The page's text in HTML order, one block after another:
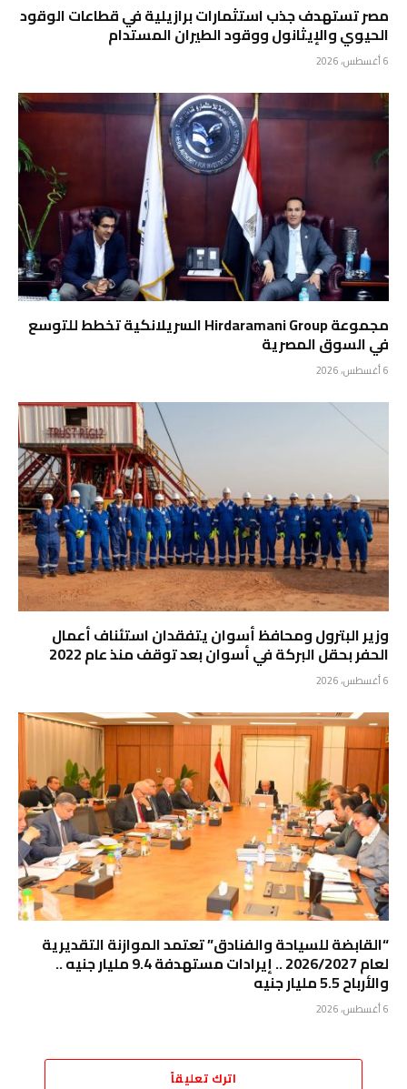
مصر تستهدف جذب استثمارات برازيلية في قطاعات الوقود
الحيوي والإيثانول ووقود الطيران المستدام
6 أغسطس، 2026
مجموعة Hirdaramani Group السريلانكية تخطط للتوسع
في السوق المصرية
6 أغسطس، 2026
وزير البترول ومحافظ أسوان يتفقدان استئناف أعمال
الحفر بحقل البركة في أسوان بعد توقف منذ عام 2022
6 أغسطس، 2026
“القابضة للسياحة والفنادق” تعتمد الموازنة التقديرية
لعام 2026/2027 .. إيرادات مستهدفة 9.4 مليار جنيه ..
والأرباح 5.5 مليار جنيه
6 أغسطس، 2026
اترك تعليقاً